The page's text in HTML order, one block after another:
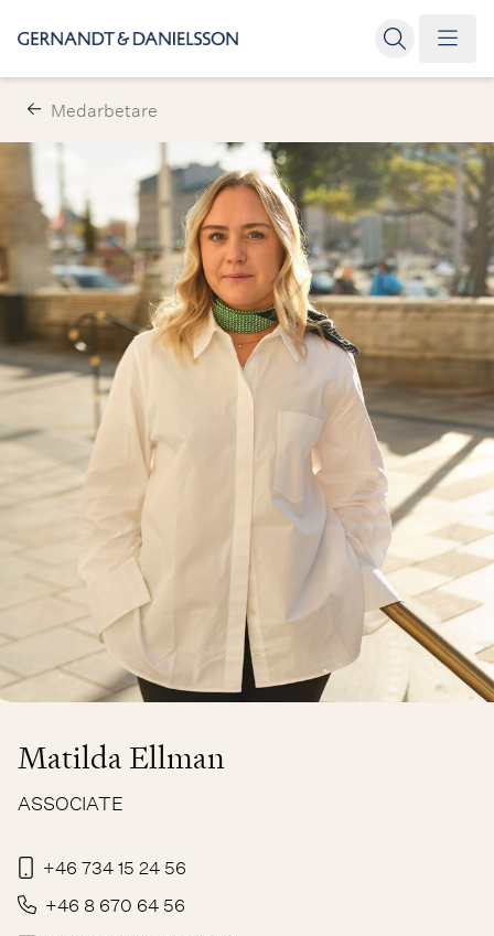
Medarbetare
Matilda Ellman
ASSOCIATE
+46 734 15 24 56
+46 8 670 64 56